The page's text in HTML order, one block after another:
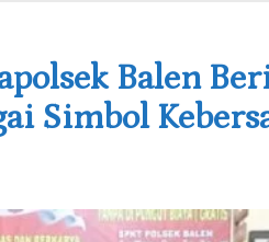
Balen
Simbol